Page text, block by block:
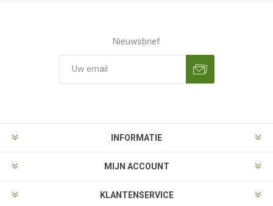
Nieuwsbrief
INFORMATIE
MIJN ACCOUNT
KLANTENSERVICE